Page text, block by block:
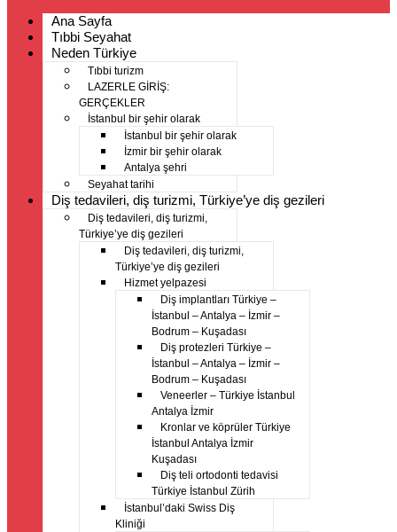
Ana Sayfa
Tıbbi Seyahat
Neden Türkiye
Tıbbi turizm
LAZERLE GİRİŞ:
GERÇEKLER
İstanbul bir şehir olarak
İstanbul bir şehir olarak
İzmir bir şehir olarak
Antalya şehri
Seyahat tarihi
Diş tedavileri, diş turizmi, Türkiye’ye diş gezileri
Diş tedavileri, diş turizmi,
Türkiye’ye diş gezileri
Diş tedavileri, diş turizmi,
Türkiye’ye diş gezileri
Hizmet yelpazesi
Diş implantları Türkiye –
İstanbul – Antalya – İzmir –
Bodrum – Kuşadası
Diş protezleri Türkiye –
İstanbul – Antalya – İzmir –
Bodrum – Kuşadası
Veneerler – Türkiye İstanbul
Antalya İzmir
Kronlar ve köprüler Türkiye
İstanbul Antalya İzmir
Kuşadası
Diş teli ortodonti tedavisi
Türkiye İstanbul Zürih
İstanbul’daki Swiss Diş
Kliniği